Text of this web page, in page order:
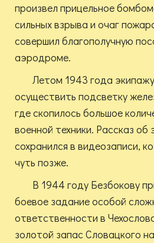
произвел прицельное
сильных взрыва и очаг
совершил благополучную
аэродроме.
Летом 1943 года
осуществить подсветку
где скопилось большое
военной техники. Рассказ об
сохранился в видеозаписи,
чуть позже.
В 1944 году Безбокову
боевое задание особой
ответственности в
золотой запас Словацкого